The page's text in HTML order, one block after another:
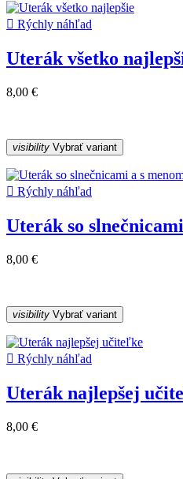
 Rýchly náhľad
Uterák všetko
8,00 €
visibility Vybrať variant
 Rýchly náhľad
Uterák so
8,00 €
visibility Vybrať variant
 Rýchly náhľad
Uterák najlepšej
8,00 €